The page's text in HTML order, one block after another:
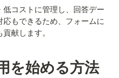
コストに管理し、回答デー
もできるため、フォームに
献します。
を始める方法